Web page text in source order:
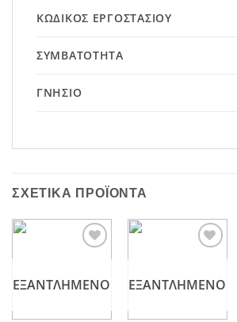
ΚΩΔΙΚΌΣ ΕΡΓΟΣΤΑΣΊΟΥ
ΣΥΜΒΑΤΌΤΗΤΑ
ΓΝΉΣΙΟ
ΣΧΕΤΙΚΆ ΠΡΟΪΌΝΤΑ
ΕΞΑΝΤΛΗΜΈΝΟ ΕΞΑΝΤΛΗΜΈΝΟ